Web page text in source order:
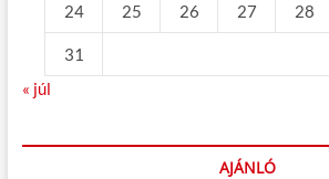
24 25 26 27 28
31
« júl
AJÁNLÓ